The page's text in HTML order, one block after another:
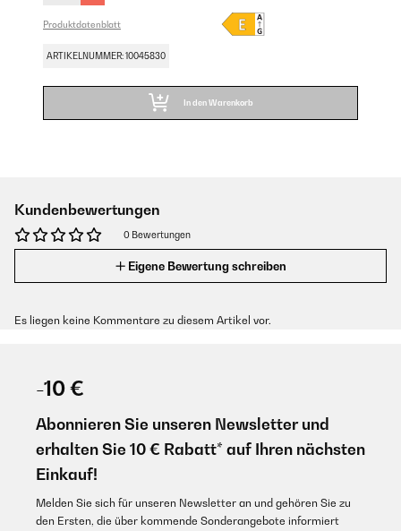
Produktdatenblatt
ARTIKELNUMMER: 10045830
In den Warenkorb
Kundenbewertungen
0 Bewertungen
Eigene Bewertung schreiben
Es liegen keine Kommentare zu diesem Artikel vor.
-10 €
Abonnieren Sie unseren Newsletter und
erhalten Sie 10 € Rabatt* auf Ihren nächsten
Einkauf!
Melden Sie sich für unseren Newsletter an und gehören Sie zu
den Ersten, die über kommende Sonderangebote informiert